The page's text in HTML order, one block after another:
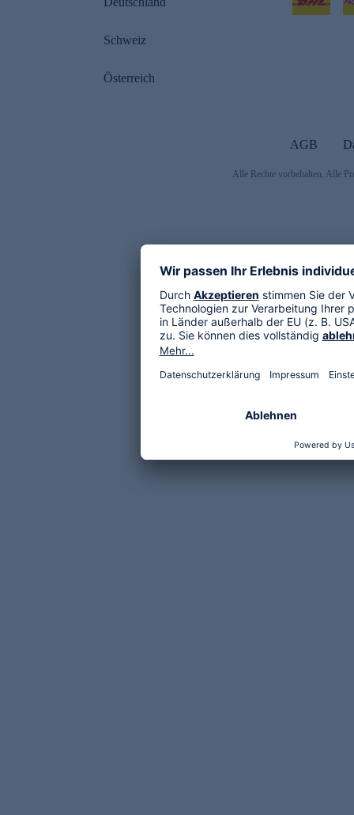
Schweiz
Österreich
AGB
Alle Rechte vorbehalten. Alle